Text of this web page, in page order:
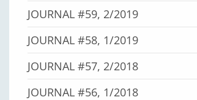
JOURNAL #59, 2/2019
JOURNAL #58, 1/2019
JOURNAL #57, 2/2018
JOURNAL #56, 1/2018